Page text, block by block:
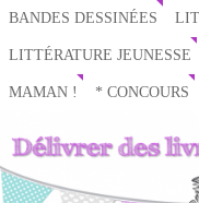
BANDES DESSINÉES
LITTÉRATURE JEUNESSE
MAMAN ! * CONCOURS